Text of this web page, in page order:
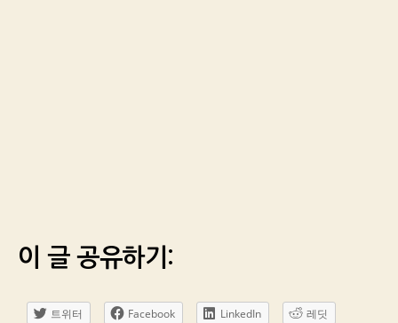
이 글 공유하기:
트위터 Facebook LinkedIn
레딧